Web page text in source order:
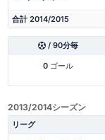
合計 2014/2015
/ 90分毎
0ゴール
2013/2014シーズン
リーグ